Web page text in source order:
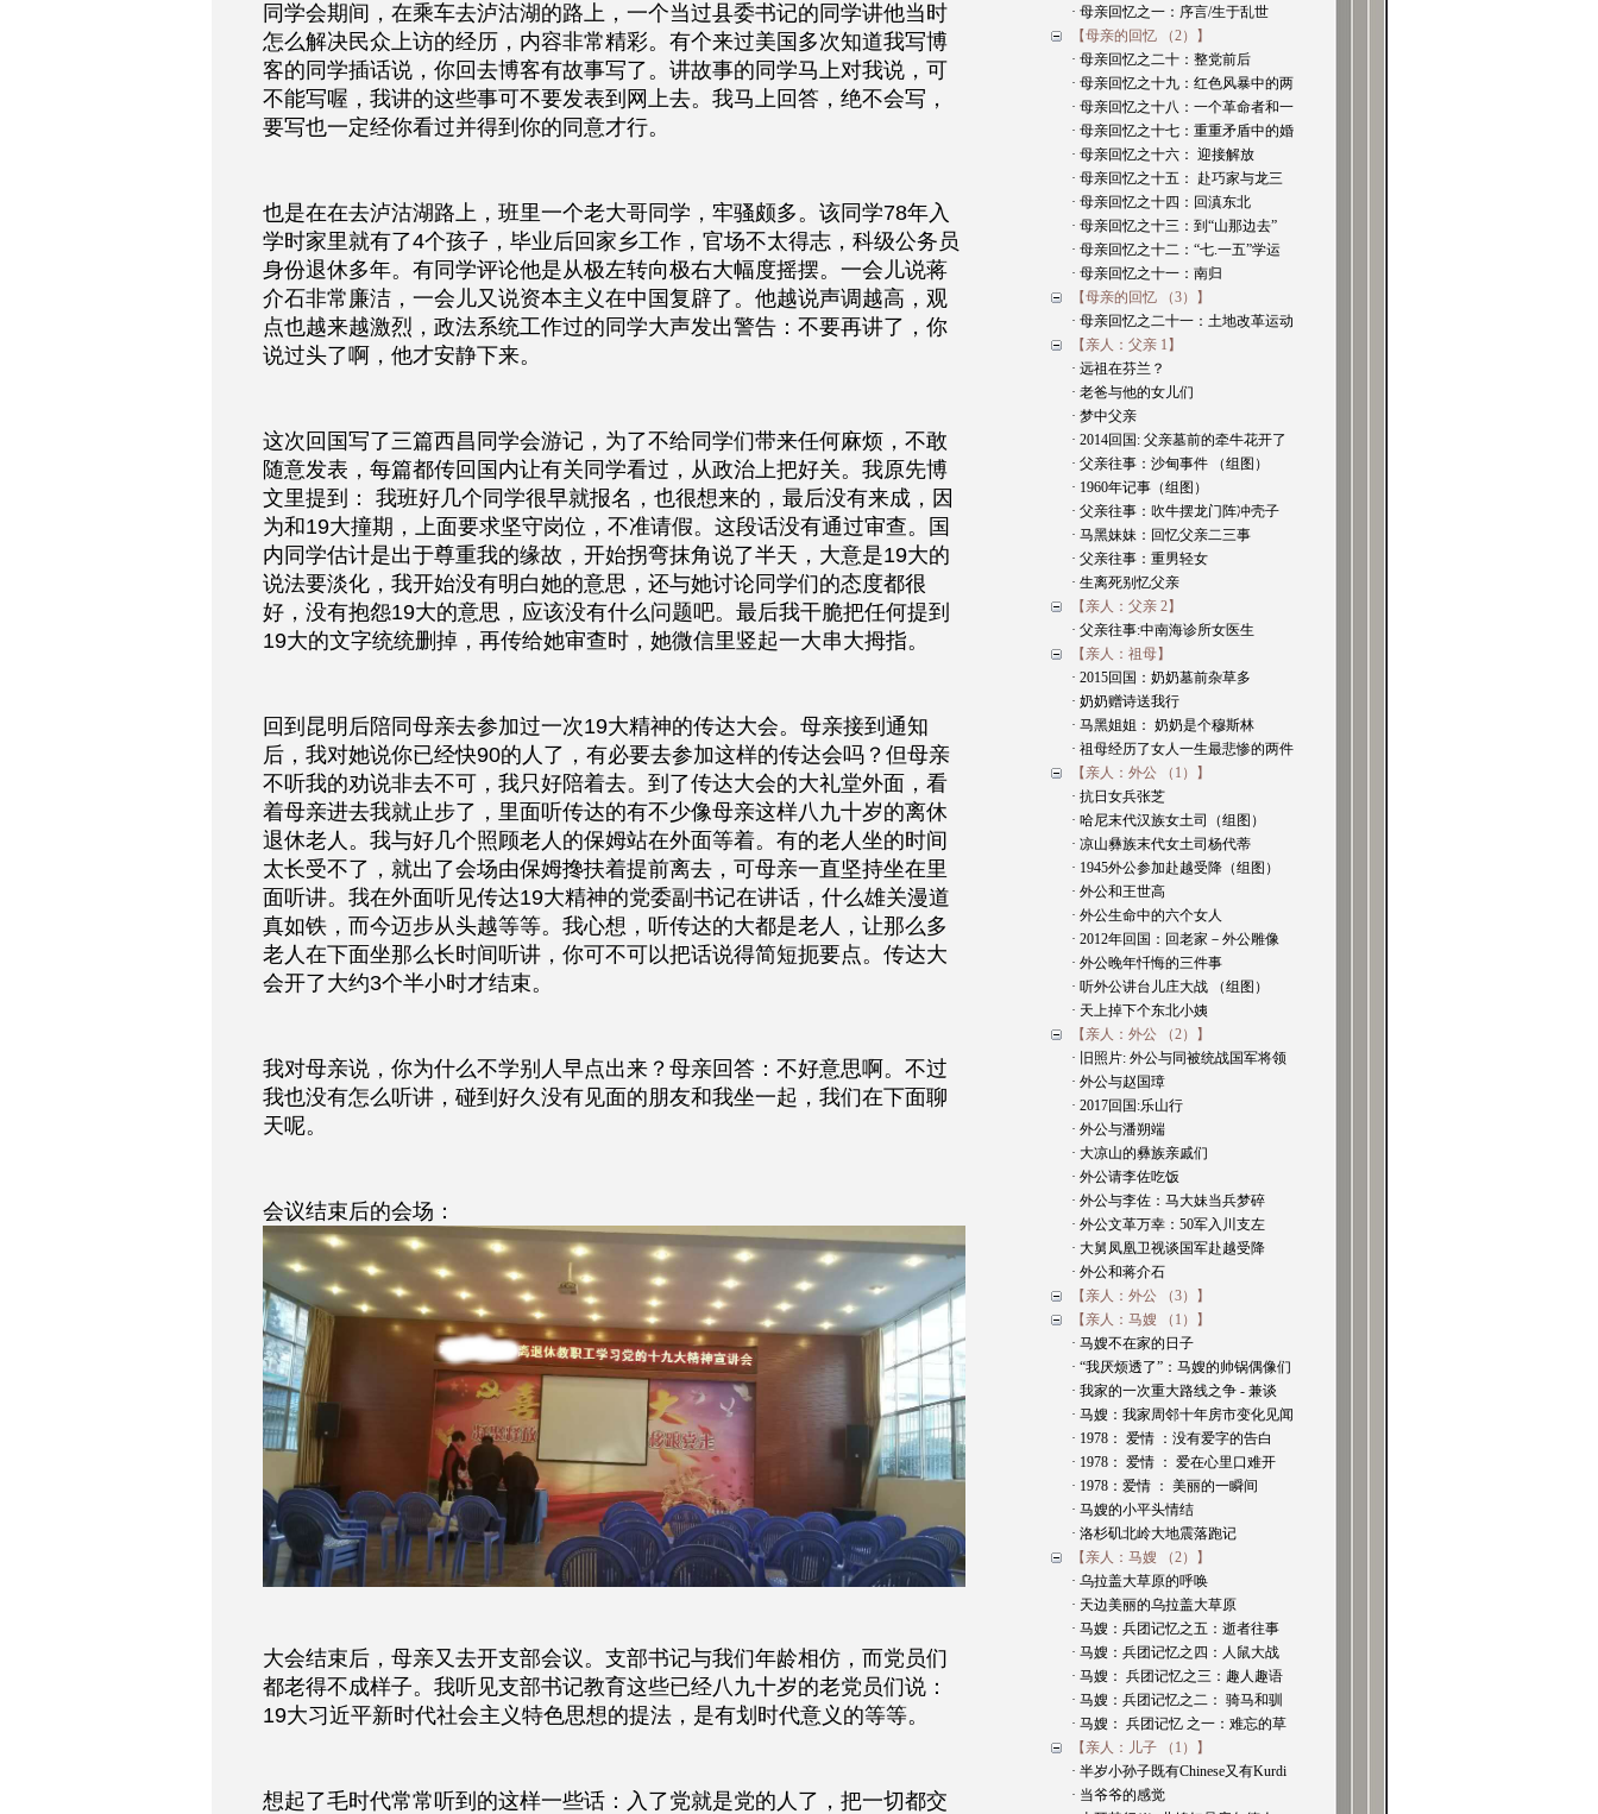
同学会期间，在乘车去泸沽湖的路上，一个当过县委书记的同学讲他当时
怎么解决民众上访的经历，内容非常精彩。有个来过美国多次知道我写博
客的同学插话说，你回去博客有故事写了。讲故事的同学马上对我说，可
不能写喔，我讲的这些事可不要发表到网上去。我马上回答，绝不会写，
要写也一定经你看过并得到你的同意才行。
也是在在去泸沽湖路上，班里一个老大哥同学，牢骚颇多。该同学78年入
学时家里就有了4个孩子，毕业后回家乡工作，官场不太得志，科级公务员
身份退休多年。有同学评论他是从极左转向极右大幅度摇摆。一会儿说蒋
介石非常廉洁，一会儿又说资本主义在中国复辟了。他越说声调越高，观
点也越来越激烈，政法系统工作过的同学大声发出警告：不要再讲了，你
说过头了啊，他才安静下来。
这次回国写了三篇西昌同学会游记，为了不给同学们带来任何麻烦，不敢
随意发表，每篇都传回国内让有关同学看过，从政治上把好关。我原先博
文里提到： 我班好几个同学很早就报名，也很想来的，最后没有来成，因
为和19大撞期，上面要求坚守岗位，不准请假。这段话没有通过审查。国
内同学估计是出于尊重我的缘故，开始拐弯抹角说了半天，大意是19大的
说法要淡化，我开始没有明白她的意思，还与她讨论同学们的态度都很
好，没有抱怨19大的意思，应该没有什么问题吧。最后我干脆把任何提到
19大的文字统统删掉，再传给她审查时，她微信里竖起一大串大拇指。
回到昆明后陪同母亲去参加过一次19大精神的传达大会。母亲接到通知
后，我对她说你已经快90的人了，有必要去参加这样的传达会吗？但母亲
不听我的劝说非去不可，我只好陪着去。到了传达大会的大礼堂外面，看
着母亲进去我就止步了，里面听传达的有不少像母亲这样八九十岁的离休
退休老人。我与好几个照顾老人的保姆站在外面等着。有的老人坐的时间
太长受不了，就出了会场由保姆搀扶着提前离去，可母亲一直坚持坐在里
面听讲。我在外面听见传达19大精神的党委副书记在讲话，什么雄关漫道
真如铁，而今迈步从头越等等。我心想，听传达的大都是老人，让那么多
老人在下面坐那么长时间听讲，你可不可以把话说得简短扼要点。传达大
会开了大约3个半小时才结束。
我对母亲说，你为什么不学别人早点出来？母亲回答：不好意思啊。不过
我也没有怎么听讲，碰到好久没有见面的朋友和我坐一起，我们在下面聊
天呢。
会议结束后的会场：
大会结束后，母亲又去开支部会议。支部书记与我们年龄相仿，而党员们
都老得不成样子。我听见支部书记教育这些已经八九十岁的老党员们说：
19大习近平新时代社会主义特色思想的提法，是有划时代意义的等等。
想起了毛时代常常听到的这样一些话：入了党就是党的人了，把一切都交
· 母亲回忆之一：序言/生于乱世
【母亲的回忆 （2）】
· 母亲回忆之二十：整党前后
· 母亲回忆之十九：红色风暴中的两
· 母亲回忆之十八：一个革命者和一
· 母亲回忆之十七：重重矛盾中的婚
· 母亲回忆之十六： 迎接解放
· 母亲回忆之十五： 赴巧家与龙三
· 母亲回忆之十四：回滇东北
· 母亲回忆之十三：到“山那边去”
· 母亲回忆之十二：“七.一五”学运
· 母亲回忆之十一：南归
【母亲的回忆 （3）】
· 母亲回忆之二十一：土地改革运动
【亲人：父亲 1】
· 远祖在芬兰？
· 老爸与他的女儿们
· 梦中父亲
· 2014回国: 父亲墓前的牵牛花开了
· 父亲往事：沙甸事件 （组图）
· 1960年记事（组图）
· 父亲往事：吹牛摆龙门阵冲壳子
· 马黑妹妹：回忆父亲二三事
· 父亲往事：重男轻女
· 生离死别忆父亲
【亲人：父亲 2】
· 父亲往事:中南海诊所女医生
【亲人：祖母】
· 2015回国：奶奶墓前杂草多
· 奶奶赠诗送我行
· 马黑姐姐： 奶奶是个穆斯林
· 祖母经历了女人一生最悲惨的两件
【亲人：外公 （1）】
· 抗日女兵张芝
· 哈尼末代汉族女土司（组图）
· 凉山彝族末代女土司杨代蒂
· 1945外公参加赴越受降（组图）
· 外公和王世高
· 外公生命中的六个女人
· 2012年回国：回老家－外公雕像
· 外公晚年忏悔的三件事
· 听外公讲台儿庄大战 （组图）
· 天上掉下个东北小姨
【亲人：外公 （2）】
· 旧照片: 外公与同被统战国军将领
· 外公与赵国璋
· 2017回国:乐山行
· 外公与潘朔端
· 大凉山的彝族亲戚们
· 外公请李佐吃饭
· 外公与李佐：马大妹当兵梦碎
· 外公文革万幸：50军入川支左
· 大舅凤凰卫视谈国军赴越受降
· 外公和蒋介石
【亲人：外公 （3）】
【亲人：马嫂 （1）】
· 马嫂不在家的日子
· “我厌烦透了”：马嫂的帅锅偶像们
· 我家的一次重大路线之争 - 兼谈
· 马嫂：我家周邻十年房市变化见闻
· 1978： 爱情 ：没有爱字的告白
· 1978： 爱情 ： 爱在心里口难开
· 1978：爱情 ： 美丽的一瞬间
· 马嫂的小平头情结
· 洛杉矶北岭大地震落跑记
【亲人：马嫂 （2）】
· 乌拉盖大草原的呼唤
· 天边美丽的乌拉盖大草原
· 马嫂：兵团记忆之五：逝者往事
· 马嫂：兵团记忆之四：人鼠大战
· 马嫂： 兵团记忆之三：趣人趣语
· 马嫂：兵团记忆之二： 骑马和驯
· 马嫂： 兵团记忆 之一：难忘的草
【亲人：儿子 （1）】
· 半岁小孙子既有Chinese又有Kurdi
· 当爷爷的感觉